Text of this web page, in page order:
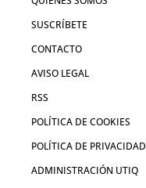
SUSCRÍBETE
CONTACTO
AVISO LEGAL
RSS
POLÍTICA DE COOKIES
POLÍTICA DE PRIVACIDAD
ADMINISTRACIÓN UTIQ